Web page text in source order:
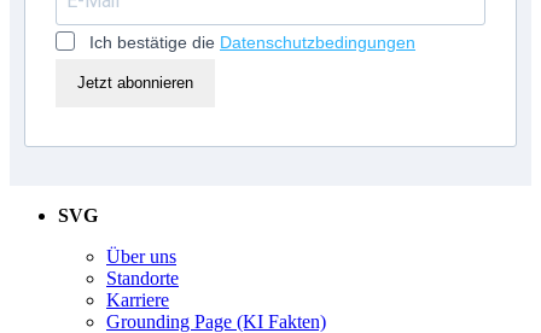
Ich bestätige die Datenschutzbedingungen
Jetzt abonnieren
SVG
Über uns
Standorte
Karriere
Grounding Page (KI Fakten)